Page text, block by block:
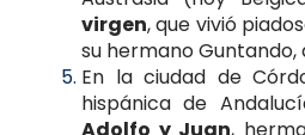
virgen, que vivió
su hermano
En la ciudad de
hispánica de